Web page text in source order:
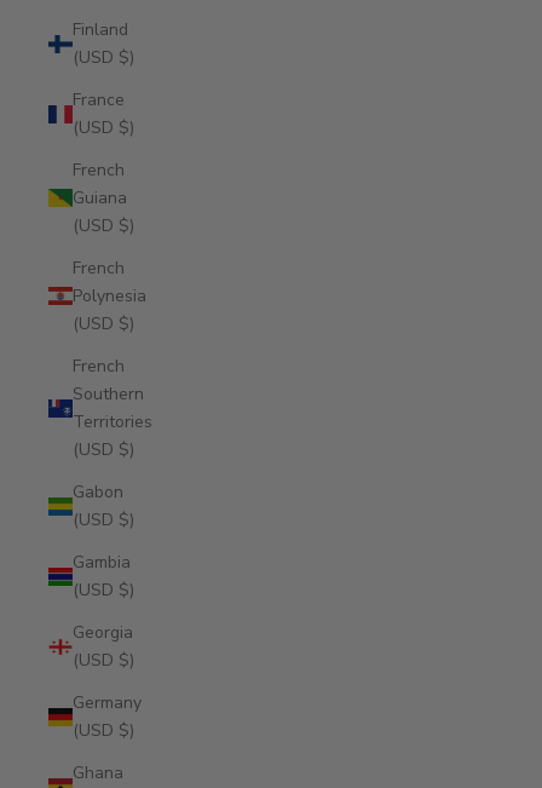
Finland
(USD $)
France
(USD $)
French
Guiana
(USD $)
French
Polynesia
(USD $)
French
Southern
Territories
(USD $)
Gabon
(USD $)
Gambia
(USD $)
Georgia
(USD $)
Germany
(USD $)
Ghana